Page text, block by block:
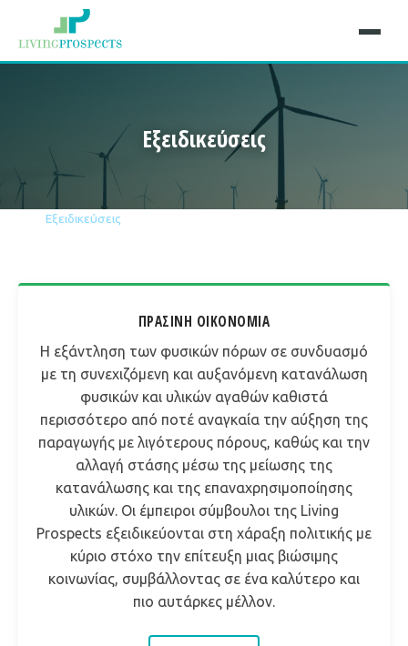
Εξειδικεύσεις
Εξειδικεύσεις
ΠΡΆΣΙΝΗ ΟΙΚΟΝΟΜΊΑ
Η εξάντληση των φυσικών πόρων σε συνδυασμό
με τη συνεχιζόμενη και αυξανόμενη κατανάλωση
φυσικών και υλικών αγαθών καθιστά
περισσότερο από ποτέ αναγκαία την αύξηση της
παραγωγής με λιγότερους πόρους, καθώς και την
αλλαγή στάσης μέσω της μείωσης της
κατανάλωσης και της επαναχρησιμοποίησης
υλικών. Οι έμπειροι σύμβουλοι της Living
Prospects εξειδικεύονται στη χάραξη πολιτικής με
κύριο στόχο την επίτευξη μιας βιώσιμης
κοινωνίας, συμβάλλοντας σε ένα καλύτερο και
πιο αυτάρκες μέλλον.